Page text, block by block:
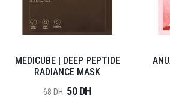
MEDICUBE | DEEP PEPTIDE
RADIANCE MASK
68 DH 50 DH